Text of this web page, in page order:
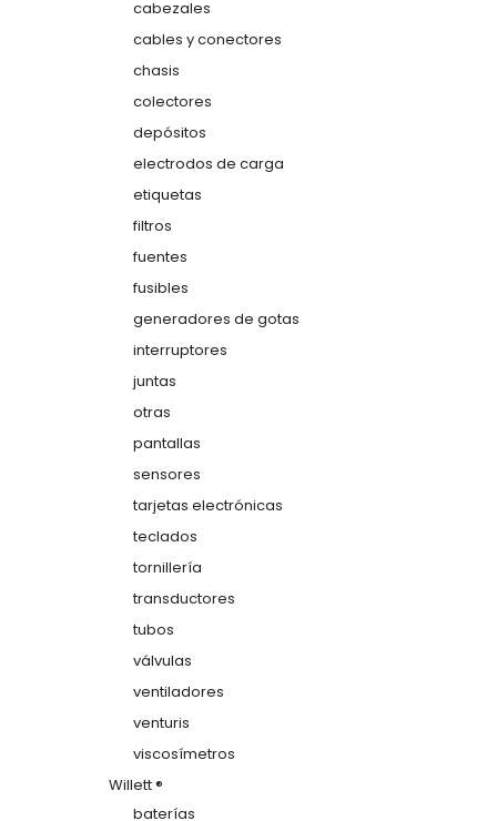
cabezales
cables y conectores
chasis
colectores
depósitos
electrodos de carga
etiquetas
filtros
fuentes
fusibles
generadores de gotas
interruptores
juntas
otras
pantallas
sensores
tarjetas electrónicas
teclados
tornillería
transductores
tubos
válvulas
ventiladores
venturis
viscosímetros
Willett ®
baterías